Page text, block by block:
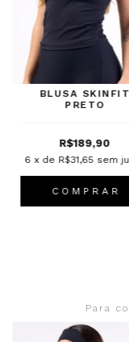
BLUSA SKINFIT
PRETO
R$189,90
6 x de R$31,65 sem
C O M P R A R
Para